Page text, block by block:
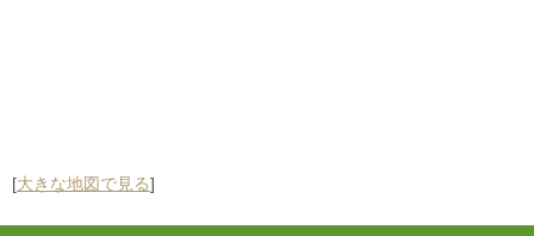
[大きな地図で見る]